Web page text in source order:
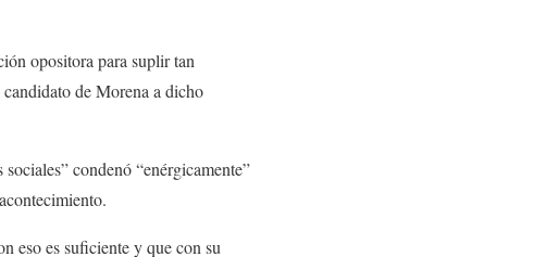
opositora para suplir tan
de Morena a dicho
sociales” condenó “enérgicamente”
eso es suficiente y que con su